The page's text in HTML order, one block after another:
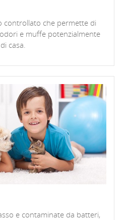
controllato che permette di
e muffe potenzialmente
casa.
e contaminate da batteri,